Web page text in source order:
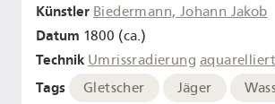
Künstler Biedermann, Johann Jakob
Datum 1800 (ca.)
Technik Umrissradierung aquarelliert
Tags Gletscher Jäger